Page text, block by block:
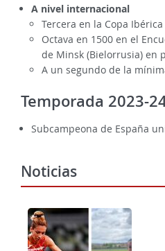
A nivel internacional
Tercera en la Copa
Octava en 1500 en el
de Minsk (Bielorrusia) en
A un segundo de la
Temporada 2023-
Subcampeona de España
Noticias